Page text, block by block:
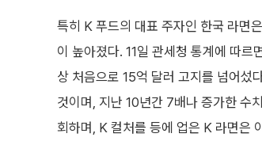
특히 K 푸드의 대표 주자인 한국 라면
이 높아졌다. 11일 관세청 통계에 따
상 처음으로 15억 달러 고지를 넘어
것이며, 지난 10년간 7배나 증가한 수
회하며, K 컬처를 등에 업은 K 라면은